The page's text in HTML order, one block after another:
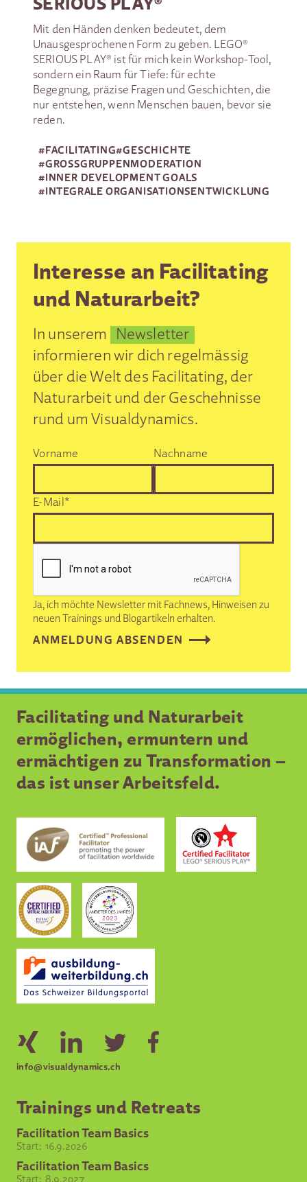
Mit den Händen denken bedeutet, dem
Unausgesprochenen Form zu geben. LEGO®
SERIOUS PLAY® ist für mich kein Workshop-Tool,
sondern ein Raum für Tiefe: für echte
Begegnung, präzise Fragen und Geschichten, die
nur entstehen, wenn Menschen bauen, bevor sie
reden.
#FACILITATING#GESCHICHTE
#GROSSGRUPPEN­MODERATION
#INNER DEVELOPMENT GOALS
#INTEGRALE ORGANISATIONSENTWICKLUNG
Interesse an Facilitating
und Naturarbeit?
In unserem
Newsletter
informieren wir dich regelmässig
über die Welt des Facilitating, der
Naturarbeit und der Geschehnisse
rund um Visualdynamics.
Vorname Nachname
E-Mail*
Ja, ich möchte Newsletter mit Fachnews, Hinweisen zu
neuen Trainings und Blogartikeln erhalten.
Facilitating und Naturarbeit
ermöglichen, ermuntern und
ermächtigen zu Transformation –
das ist unser Arbeitsfeld.
info@visualdynamics.ch
Trainings und Retreats
Facilitation Team Basics
Start: 16.9.2026
Facilitation Team Basics
Start: 8.9.2027